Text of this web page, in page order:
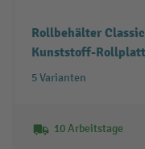
Rollbehälter
Kunststoff-
5 Varianten
10 Arbeitstage